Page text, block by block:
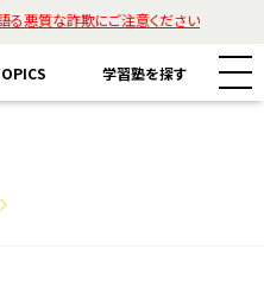
る悪質な詐欺にご注意ください
学習塾を探す